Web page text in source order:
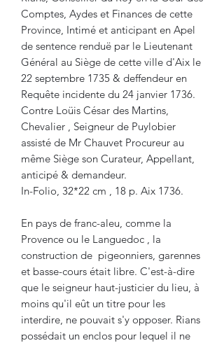
Comptes, Aydes et Finances de cette
Province, Intimé et anticipant en Apel
de sentence renduë par le Lieutenant
Général au Siège de cette ville d'Aix le
22 septembre 1735 & deffendeur en
Requête incidente du 24 janvier 1736.
Contre Loüis César des Martins,
Chevalier , Seigneur de Puylobier
assisté de Mr Chauvet Procureur au
même Siège son Curateur, Appellant,
anticipé & demandeur.
In-Folio, 32*22 cm , 18 p. Aix 1736.
En pays de franc-aleu, comme la
Provence ou le Languedoc , la
construction de pigeonniers, garennes
et basse-cours était libre. C'est-à-dire
que le seigneur haut-justicier du lieu, à
moins qu'il eût un titre pour les
interdire, ne pouvait s'y opposer. Rians
possédait un enclos pour lequel il ne